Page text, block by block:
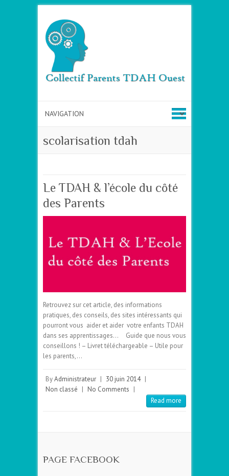
scolarisation tdah
Le TDAH & l’école du côté
des Parents
Retrouvez sur cet article, des informations
pratiques, des conseils, des sites intéressants qui
pourront vous aider et aider votre enfants TDAH
dans ses apprentissages… Guide que nous vous
conseillons ! – Livret téléchargeable – Utile pour
les parents,…
ByAdministrateur | 30 juin 2014 |
Non classé | No Comments |
Read more
PAGE FACEBOOK